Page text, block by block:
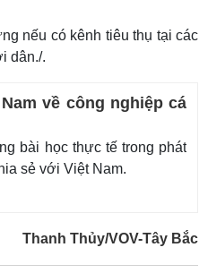
nếu có kênh tiêu thụ tại các
dân./.
về công nghiệp cá
bài học thực tế trong phát
sẻ với Việt Nam.
Thanh Thủy/VOV-Tây Bắc